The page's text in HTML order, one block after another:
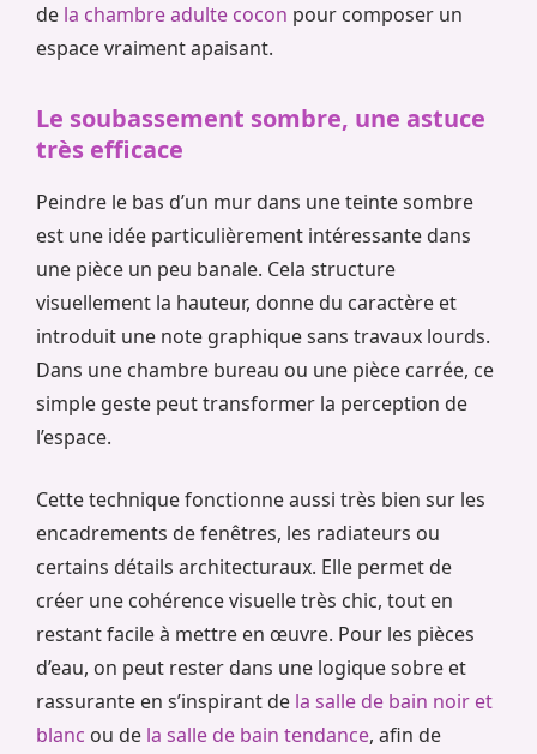
de la chambre adulte cocon pour composer un
espace vraiment apaisant.
Le soubassement sombre, une astuce
très efficace
Peindre le bas d’un mur dans une teinte sombre
est une idée particulièrement intéressante dans
une pièce un peu banale. Cela structure
visuellement la hauteur, donne du caractère et
introduit une note graphique sans travaux lourds.
Dans une chambre bureau ou une pièce carrée, ce
simple geste peut transformer la perception de
l’espace.
Cette technique fonctionne aussi très bien sur les
encadrements de fenêtres, les radiateurs ou
certains détails architecturaux. Elle permet de
créer une cohérence visuelle très chic, tout en
restant facile à mettre en œuvre. Pour les pièces
d’eau, on peut rester dans une logique sobre et
rassurante en s’inspirant de la salle de bain noir et
blanc ou de la salle de bain tendance, afin de